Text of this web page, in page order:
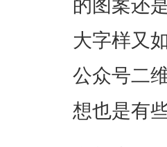
的图案还
大字样又
公众号二
想也是有